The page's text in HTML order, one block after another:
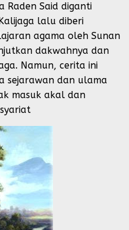
Raden Said diganti
lalu diberi
agama oleh Sunan
dakwahnya dan
Namun, cerita ini
sejarawan dan ulama
masuk akal dan